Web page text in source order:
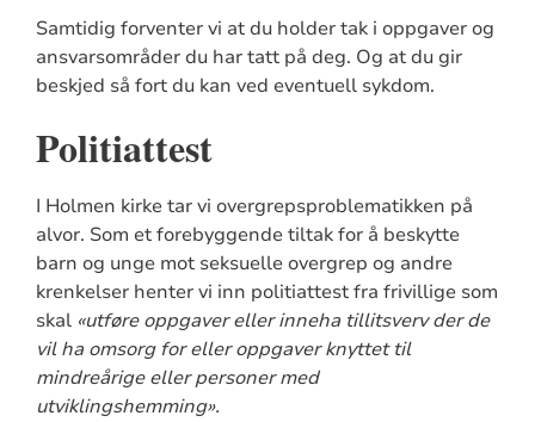
Samtidig forventer vi at du holder tak i oppgaver og
ansvarsområder du har tatt på deg. Og at du gir
beskjed så fort du kan ved eventuell sykdom.
Politiattest
I Holmen kirke tar vi overgrepsproblematikken på
alvor. Som et forebyggende tiltak for å beskytte
barn og unge mot seksuelle overgrep og andre
krenkelser henter vi inn politiattest fra frivillige som
skal «utføre oppgaver eller inneha tillitsverv derde
vilha omsorg for eller oppgaver knyttet til
mindreårige eller personer med
utviklingshemming».